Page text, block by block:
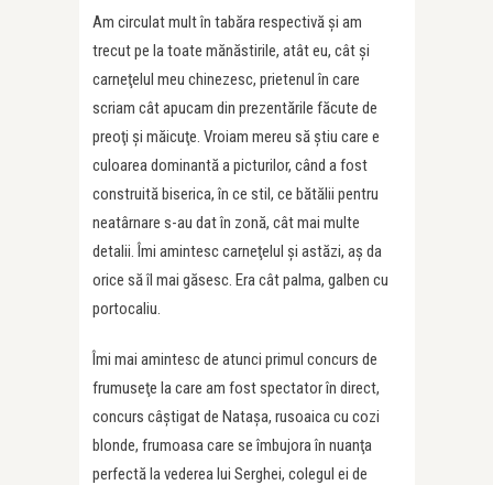
Am circulat mult în tabăra respectivă şi am
trecut pe la toate mănăstirile, atât eu, cât şi
carneţelul meu chinezesc, prietenul în care
scriam cât apucam din prezentările făcute de
preoţi şi măicuţe. Vroiam mereu să ştiu care e
culoarea dominantă a picturilor, când a fost
construită biserica, în ce stil, ce bătălii pentru
neatârnare s-au dat în zonă, cât mai multe
detalii. Îmi amintesc carneţelul şi astăzi, aş da
orice să îl mai găsesc. Era cât palma, galben cu
portocaliu.
Îmi mai amintesc de atunci primul concurs de
frumuseţe la care am fost spectator în direct,
concurs câştigat de Nataşa, rusoaica cu cozi
blonde, frumoasa care se îmbujora în nuanţa
perfectă la vederea lui Serghei, colegul ei de